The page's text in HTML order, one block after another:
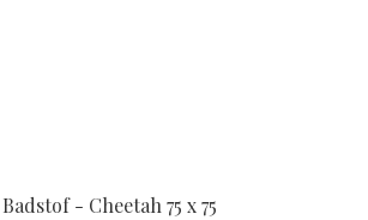
- Cheetah 75 x 75